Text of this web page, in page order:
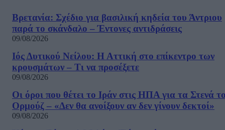
Βρετανία: Σχέδιο για βασιλική κηδεία του Άντριου
παρά το σκάνδαλο – Έντονες αντιδράσεις
09/08/2026
Ιός Δυτικού Νείλου: Η Αττική στο επίκεντρο των
κρουσμάτων – Τι να προσέξετε
09/08/2026
Οι όροι που θέτει το Ιράν στις ΗΠΑ για τα Στενά
Ορμούζ – «Δεν θα ανοίξουν αν δεν γίνουν δεκτοί»
09/08/2026